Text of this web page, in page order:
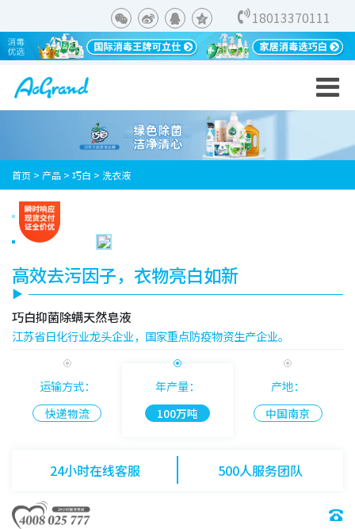
18013370111
首页 > 产品 > 巧白 > 洗衣液
高效去污因子，衣物亮白如新
巧白抑菌除螨天然皂液
江苏省日化行业龙头企业，国家重点防疫物资生产企业。
年产量：
100万吨
运输方式：
快递物流
产地：
中国南京
24小时在线客服 500人服务团队